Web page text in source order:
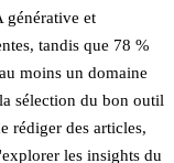
générative et
tandis que 78 %
moins un domaine
sélection du bon outil
rédiger des articles,
les insights du